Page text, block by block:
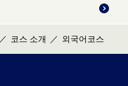
코스 소개 외국어코스